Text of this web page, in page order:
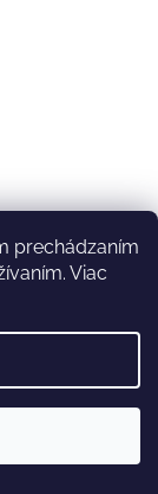
prechádzaním
Viac
ako